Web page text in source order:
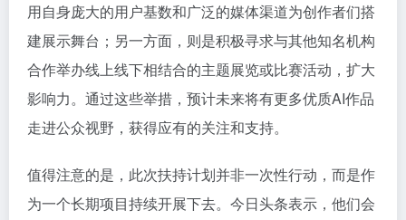
用自身庞大的用户基数和广泛的媒体渠道为创作者们搭
建展示舞台；另一方面，则是积极寻求与其他知名机构
合作举办线上线下相结合的主题展览或比赛活动，扩大
影响力。通过这些举措，预计未来将有更多优质AI作品
走进公众视野，获得应有的关注和支持。
值得注意的是，此次扶持计划并非一次性行动，而是作
为一个长期项目持续开展下去。今日头条表示，他们会